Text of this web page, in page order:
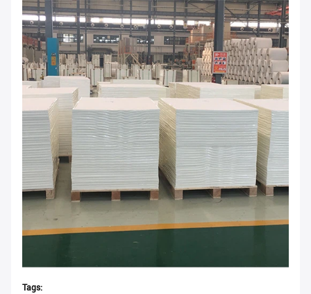
Tags: